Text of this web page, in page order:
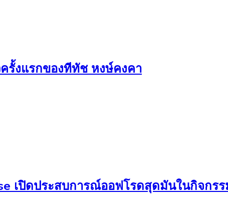
รั้งแรกของทีทัช หงษ์คงคา
เปิดประสบการณ์ออฟโรดสุดมันในกิจกรร